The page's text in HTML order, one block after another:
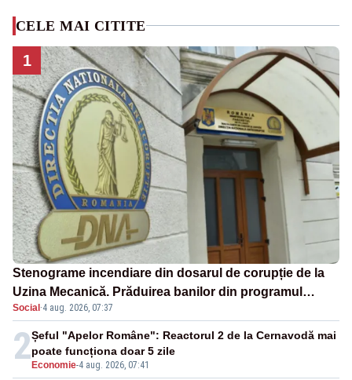
CELE MAI CITITE
1
Stenograme incendiare din dosarul de corupție de la
Uzina Mecanică. Prăduirea banilor din programul
SAFE, interceptată de DNA
Social ·4 aug. 2026, 07:37
2 Economie-4 aug. 2026, 07:41
Șeful "Apelor Române": Reactorul 2 de la Cernavodă mai
poate funcționa doar 5 zile